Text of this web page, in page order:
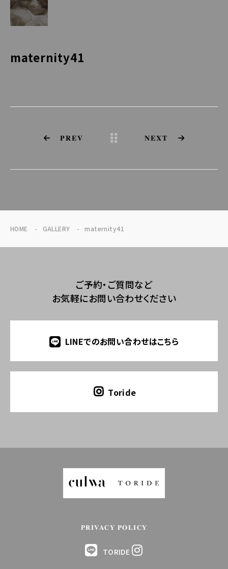
maternity41
PREV NEXT
HOME GALLERY maternity41
ご予約・ご質問など
お気軽にお問い合わせください
LINEでのお問い合わせはこちら
Toride
PRIVACY POLICY
TORIDE